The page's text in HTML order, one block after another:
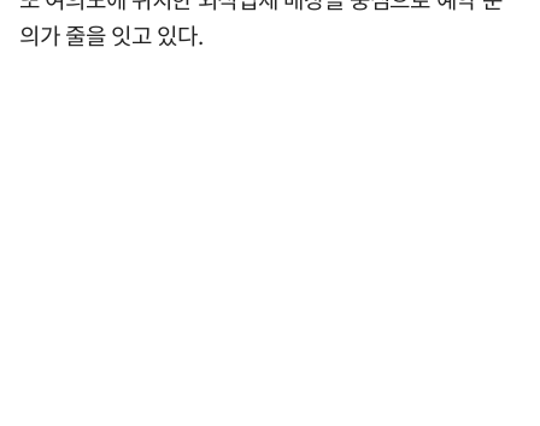
의가 줄을 잇고 있다.